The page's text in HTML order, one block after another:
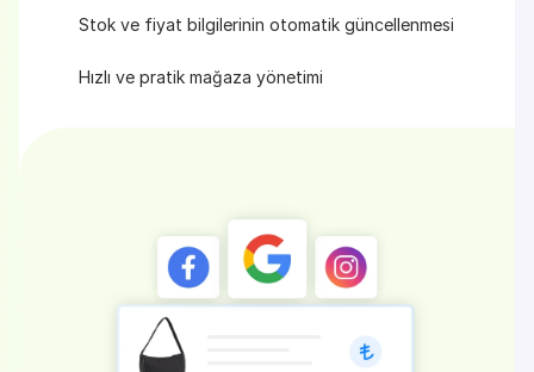
Stok ve fiyat bilgilerinin otomatik güncellenmesi
Hızlı ve pratik mağaza yönetimi